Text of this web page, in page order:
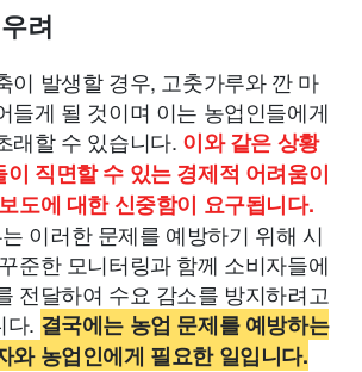
려
이 발생할 경우, 고춧가루와 깐 마
들게 될 것이며 이는 농업인들에게
래할 수 있습니다. 이와 같은 상황
직면할 수 있는 경제적 어려움이
도에 대한 신중함이 요구됩니다.
이러한 문제를 예방하기 위해 시
준한 모니터링과 함께 소비자들에
전달하여 수요 감소를 방지하려고
다. 결국에는 농업 문제를 예방하는
와 농업인에게 필요한 일입니다.